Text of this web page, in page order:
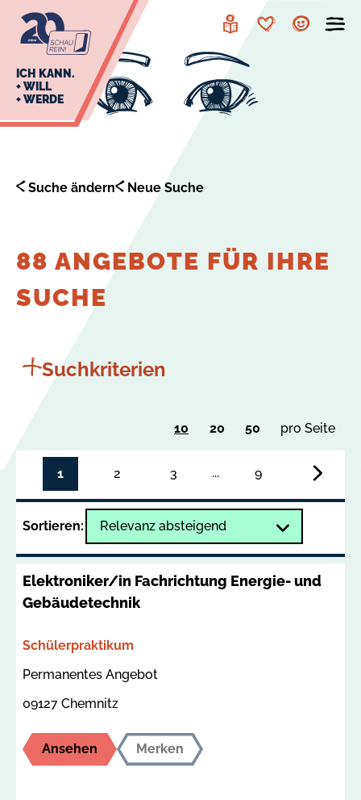
Navigation
Inhalt
Leichte
MerkzettelAccount
ICH KANN.
+ WILL
+ WERDE
Suche ändern Neue Suche
88 ANGEBOTE FÜR IHRE
SUCHE
Suchkriterien
10 Ergebnisse
20 Ergebnisse
50 Ergebnisse
anzeigen
pro Seite
letzten
blättern
1 2 3 ...
9
zur
Sortieren:
Elektroniker/in Fachrichtung Energie- und
Gebäudetechnik
Bereich
Schülerpraktikum
Termin
Permanentes Angebot
Ort
09127 Chemnitz
Ansehen Merken